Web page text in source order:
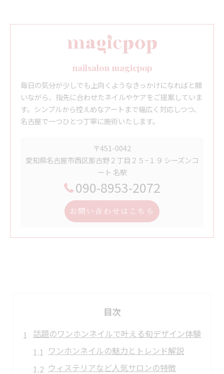
nailsalon magicpop
毎日の気分が少しでも上向くようなきっかけになればと願
いながら、指先に合わせたネイルやケアをご提案していま
す。シンプルから控えめなアートまで幅広く対応しつつ、
名古屋で一つひとつ丁寧に施術いたします。
〒451-0042
愛知県名古屋市西区那古野２丁目２５−１９ シーズンコ
ート 名駅
090-8953-2072
お問い合わせはこちら
目次
話題のワンホンネイルで叶える旬デザイン体験
ワンホンネイルの魅力とトレンド解説
ウィステリアなど人気サロンの特徴